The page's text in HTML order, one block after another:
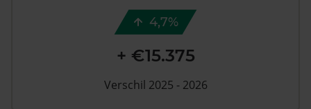
4,7%
+ €15.375
Verschil 2025 - 2026